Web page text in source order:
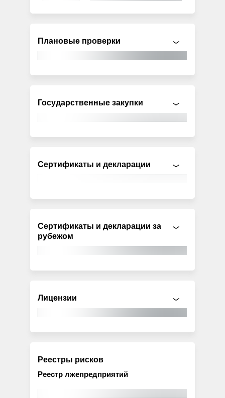
Плановые проверки
Государственные закупки
Сертификаты и декларации
Сертификаты и декларации за
рубежом
Лицензии
Реестры рисков
Реестр лжепредприятий